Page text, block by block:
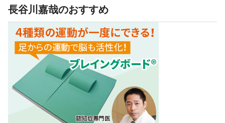
長谷川嘉哉のおすすめ